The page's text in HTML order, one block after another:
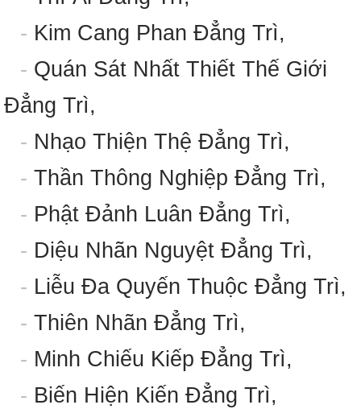
- Kim Cang Phan Đẳng Trì,
- Quán Sát Nhất Thiết Thế Giới
Đẳng Trì,
- Nhạo Thiện Thệ Đẳng Trì,
- Thần Thông Nghiệp Đẳng Trì,
- Phật Đảnh Luân Đẳng Trì,
- Diệu Nhãn Nguyệt Đẳng Trì,
- Liễu Đa Quyến Thuộc Đẳng Trì,
- Thiên Nhãn Đẳng Trì,
- Minh Chiếu Kiếp Đẳng Trì,
- Biến Hiện Kiến Đẳng Trì,